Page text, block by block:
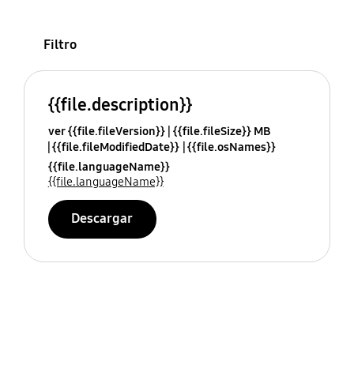
Filtro
{{file.description}}
ver {{file.fileVersion}} {{file.fileSize}} MB
{{file.fileModifiedDate}} {{file.osNames}}
{{file.languageName}}
{{file.languageName}}
Descargar